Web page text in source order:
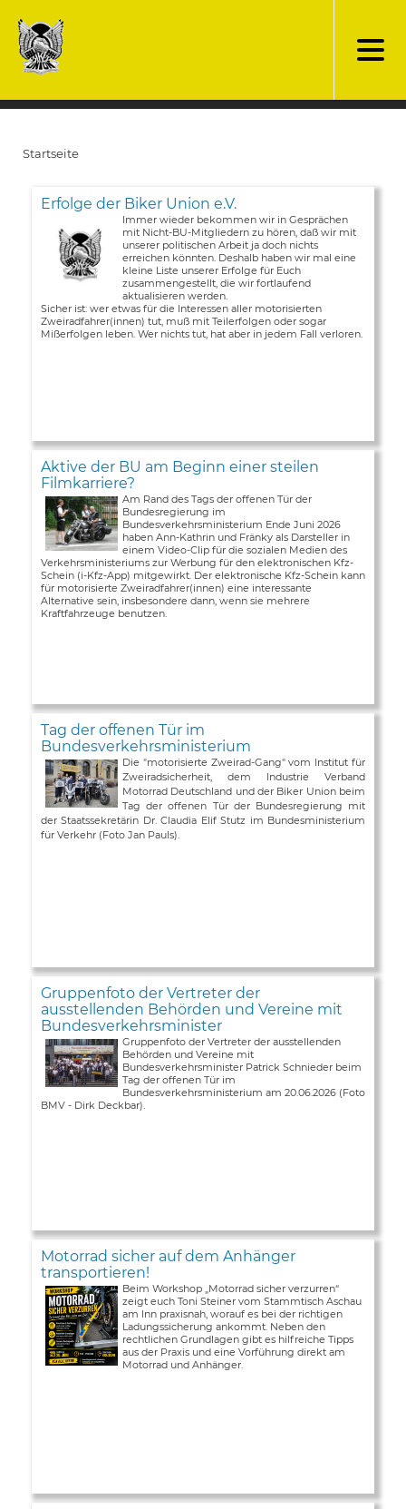
zum
Inhalt
Startseite
Erfolge der Biker Union e.V.
Immer wieder bekommen wir in Gesprächen
mit Nicht-BU-Mitgliedern zu hören, daß wir mit
unserer politischen Arbeit ja doch nichts
erreichen könnten. Deshalb haben wir mal eine
kleine Liste unserer Erfolge für Euch
zusammengestellt, die wir fortlaufend
aktualisieren werden.
Sicher ist: wer etwas für die Interessen aller motorisierten
Zweiradfahrer(innen) tut, muß mit Teilerfolgen oder sogar
Mißerfolgen leben. Wer nichts tut, hat aber in jedem Fall verloren.
Aktive der BU am Beginn einer steilen
Filmkarriere?
Am Rand des Tags der offenen Tür der
Bundesregierung im
Bundesverkehrsministerium Ende Juni 2026
haben Ann-Kathrin und Fränky als Darsteller in
einem Video-Clip für die sozialen Medien des
Verkehrsministeriums zur Werbung für den elektronischen Kfz-
Schein (i-Kfz-App) mitgewirkt. Der elektronische Kfz-Schein kann
für motorisierte Zweiradfahrer(innen) eine interessante
Alternative sein, insbesondere dann, wenn sie mehrere
Kraftfahrzeuge benutzen.
Tag der offenen Tür im
Bundesverkehrsministerium
Die "motorisierte Zweirad-Gang" vom Institut für
Zweiradsicherheit, dem Industrie Verband
Motorrad Deutschland und der Biker Union beim
Tag der offenen Tür der Bundesregierung mit
der Staatssekretärin Dr. Claudia Elif Stutz im Bundesministerium
für Verkehr (Foto Jan Pauls).
Gruppenfoto der Vertreter der
ausstellenden Behörden und Vereine mit
Bundesverkehrsminister
Gruppenfoto der Vertreter der ausstellenden
Behörden und Vereine mit
Bundesverkehrsminister Patrick Schnieder beim
Tag der offenen Tür im
Bundesverkehrsministerium am 20.06.2026 (Foto
BMV - Dirk Deckbar).
Motorrad sicher auf dem Anhänger
transportieren!
Beim Workshop „Motorrad sicher verzurren“
zeigt euch Toni Steiner vom Stammtisch Aschau
am Inn praxisnah, worauf es bei der richtigen
Ladungssicherung ankommt. Neben den
rechtlichen Grundlagen gibt es hilfreiche Tipps
aus der Praxis und eine Vorführung direkt am
Motorrad und Anhänger.